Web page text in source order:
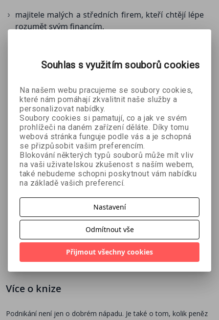
majitele malých a středních firem, kteří chtějí lépe
rozumět svým financím,
České republice.
ZOBRAZITVÍCE
Mohlo by se Vám líbit:
the Zone -
vydání
329 Kč
Hodnotové
investování
Bruce C.
Greenwald
440 Kč 489 Kč
disciplinova
traderem
Mark Douglas
Více o knize
Podnikání není jen o dobrém nápadu. Je také o tom, kolik peněz
Souhlas s využitím souborů cookies
Na našem webu pracujeme se soubory cookies,
které nám pomáhají zkvalitnit naše služby a
personalizovat nabídky.
Soubory cookies si pamatují, co a jak ve svém
prohlížeči na daném zařízení děláte. Díky tomu
webová stránka funguje podle vás a je schopná
se přizpůsobit vašim preferencím.
Blokování některých typů souborů může mít vliv
na vaši uživatelskou zkušenost s naším webem,
také nebudeme schopni poskytnout vám nabídku
na základě vašich preferencí.
Nastavení
Odmítnout vše
Přijmout všechny cookies